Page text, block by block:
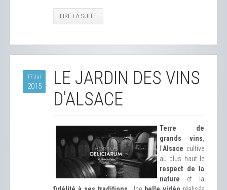
LIRE LA SUITE
17 Jui
2015
LE JARDIN DES VINS
D'ALSACE
Terre de
grands vins
l'Alsace cultive
au plus haut le
respect de la
nature et la